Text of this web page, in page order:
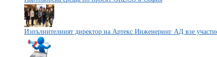
Изпълнителният директор на Артекс Инженеринг АД взе